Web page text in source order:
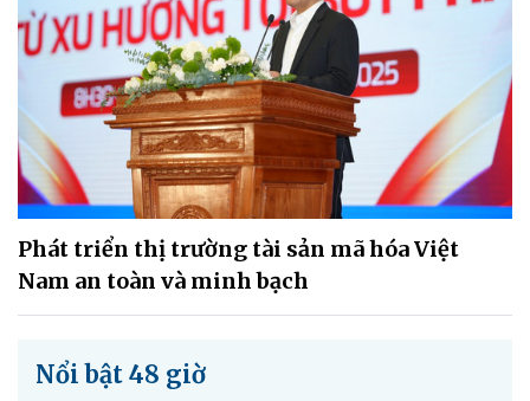
Phát triển thị trường tài sản mã hóa Việt
Nam an toàn và minh bạch
Nổi bật 48 giờ